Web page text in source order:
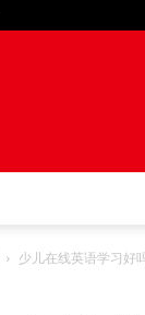
少儿在线英语学习好